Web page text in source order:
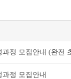
과정 모집안내 (완전
과정 모집안내